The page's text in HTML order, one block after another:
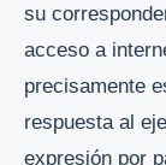
su
acceso a
precisamente
respuesta al
expresión por